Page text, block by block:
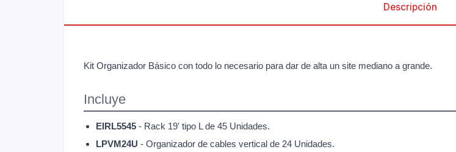
Descripción
Kit Organizador Básico con todo lo necesario para dar de alta un site mediano a grande.
Incluye
EIRL5545 - Rack 19' tipo L de 45 Unidades.
LPVM24U - Organizador de cables vertical de 24 Unidades.